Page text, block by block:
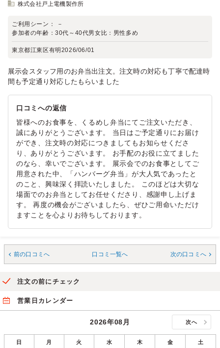
株式会社戸上電機製作所
ご利用シーン：
－
参加者の年齢：30代～40代男女比： 男性多め
東京都江東区有明 2026/06/01
展示会スタッフ用のお弁当出注文。注文時の対応も丁寧で配達時
間も予定通り対応したもらいました
口コミへの返信
皆様へのお食事を、くるめし弁当にてご注文いただき、
誠にありがとうございます。 当日はご予定通りにお届け
ができ、注文時の対応につきましてもお知らせくださ
り、ありがとうございます。 お手配のお役に立てました
のなら、幸いでございます。 展示会でのお食事としてご
用意された中、「ハンバーグ弁当」が大人気であったと
のこと、興味深く拝読いたしました。 このほどは大切な
場面でのお弁当としてお任せくださり、感謝申し上げま
す。 再度の機会がございましたら、ぜひご用命いただけ
ますことを心よりお待ちしております。
前の口コミへ 口コミ一覧へ 次の口コミへ
注文の前にチェック
営業日カレンダー
2026年08月 次へ
日 月 火 水 木 金 土